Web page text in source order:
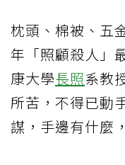
枕頭、棉被、五
年「照顧殺人」
康大學長照系教
所苦，不得已動
謀，手邊有什麼